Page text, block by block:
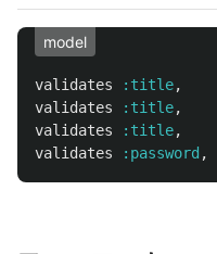
model
validates :title,
validates
:title,
validates
:title,
validates
:password ,